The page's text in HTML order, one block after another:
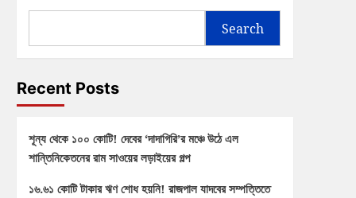
Search
Recent Posts
শূন্য থেকে ১০০ কোটি! দেবের ‘দাদাগিরি’র মঞ্চে উঠে এল
শান্তিনিকেতনের রাম সাওয়ের লড়াইয়ের গল্প
১৬.৬১ কোটি টাকার ঋণ শোধ হয়নি! রাজপাল যাদবের সম্পত্তিতে